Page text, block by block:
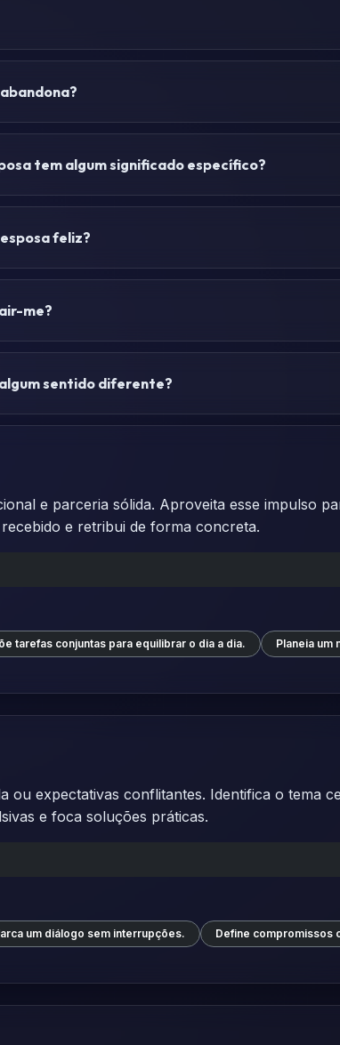
tem algum significado específico?
feliz?
me?
sentido diferente?
e parceria sólida. Aproveita esse impulso
e retribui de forma concreta.
tarefas conjuntas para equilibrar o dia a dia. Planeia um
ou expectativas conflitantes. Identifica o tema
e foca soluções práticas.
um diálogo sem interrupções. Define compromissos